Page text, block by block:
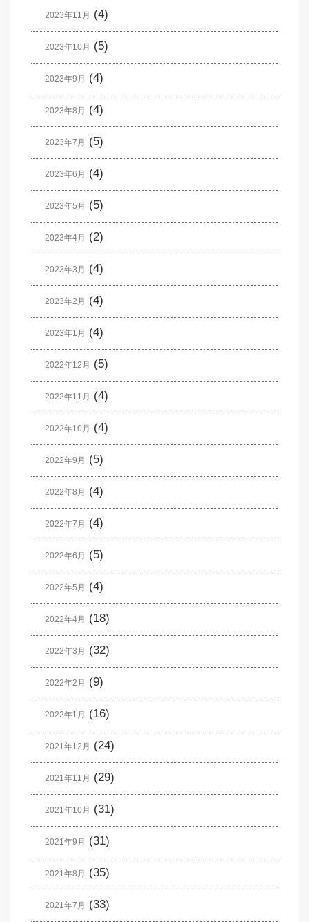
2023年11月 (4)
2023年10月 (5)
2023年9月 (4)
2023年8月 (4)
2023年7月 (5)
2023年6月 (4)
2023年5月 (5)
2023年4月 (2)
2023年3月 (4)
2023年2月 (4)
2023年1月 (4)
2022年12月 (5)
2022年11月 (4)
2022年10月 (4)
2022年9月 (5)
2022年8月 (4)
2022年7月 (4)
2022年6月 (5)
2022年5月 (4)
2022年4月 (18)
2022年3月 (32)
2022年2月 (9)
2022年1月 (16)
2021年12月 (24)
2021年11月 (29)
2021年10月 (31)
2021年9月 (31)
2021年8月 (35)
2021年7月 (33)